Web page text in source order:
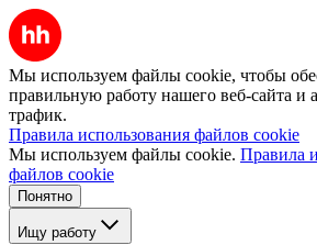
Мы используем файлы cookie, чтобы
правильную работу нашего веб-сайта и
трафик.
Правила использования файлов cookie
Мы используем файлы cookie. Правила
файлов cookie
Понятно
Ищу работу